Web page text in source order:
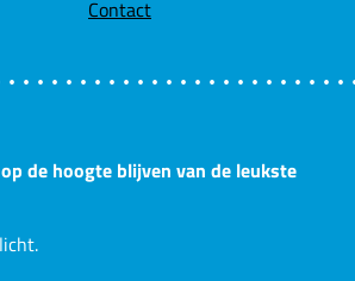
Contact
de hoogte blijven van de leukste